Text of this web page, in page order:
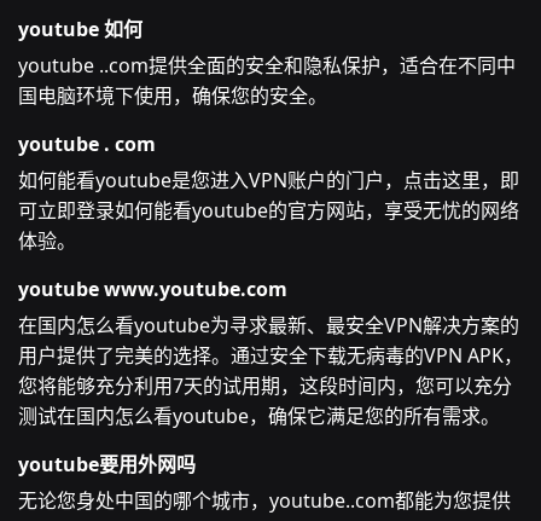
youtube 如何
youtube ..com提供全面的安全和隐私保护，适合在不同中
国电脑环境下使用，确保您的安全。
youtube . com
如何能看youtube是您进入VPN账户的门户，点击这里，即
可立即登录如何能看youtube的官方网站，享受无忧的网络
体验。
youtube www.youtube.com
在国内怎么看youtube为寻求最新、最安全VPN解决方案的
用户提供了完美的选择。通过安全下载无病毒的VPN APK，
您将能够充分利用7天的试用期，这段时间内，您可以充分
测试在国内怎么看youtube，确保它满足您的所有需求。
youtube要用外网吗
无论您身处中国的哪个城市，youtube..com都能为您提供